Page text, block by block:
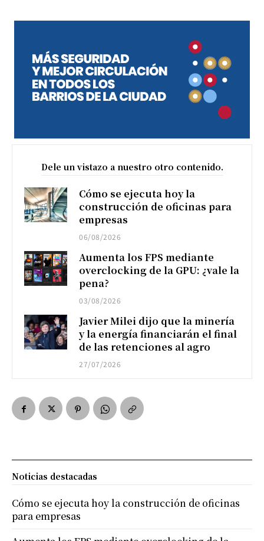
Dele un vistazo a nuestro otro contenido.
Cómo se ejecuta hoy la
construcción de oficinas para
empresas
06/08/2026
Aumenta los FPS mediante
overclocking de la GPU: ¿vale la
pena?
03/08/2026
Javier Milei dijo que la minería
y la energía financiarán el final
de las retenciones al agro
27/07/2026
Noticias destacadas
Cómo se ejecuta hoy la construcción de oficinas
para empresas